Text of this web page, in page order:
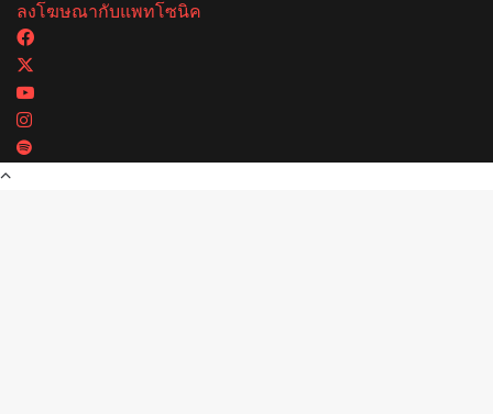
ลงโฆษณากับแพทโซนิค